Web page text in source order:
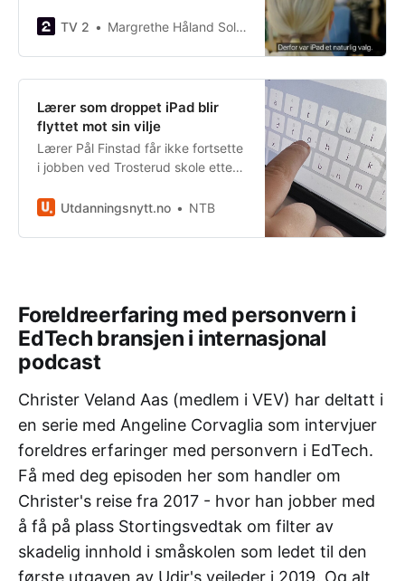
TV 2 Margrethe Håland Solheim
Lærer som droppet iPad blir
flyttet mot sin vilje
Lærer Pål Finstad får ikke fortsette
i jobben ved Trosterud skole etter
foreldrene protesterer.
Utdanningsnytt.no NTB
Foreldreerfaring med personvern i
EdTech bransjen i internasjonal
podcast
Christer Veland Aas (medlem i VEV) har deltatt i
en serie med Angeline Corvaglia som intervjuer
foreldres erfaringer med personvern i EdTech.
Få med deg episoden her som handler om
Christer's reise fra 2017 - hvor han jobber med
å få på plass Stortingsvedtak om filter av
skadelig innhold i småskolen som ledet til den